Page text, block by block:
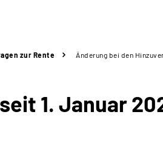
zur Rente Änderung bei den
1. Januar